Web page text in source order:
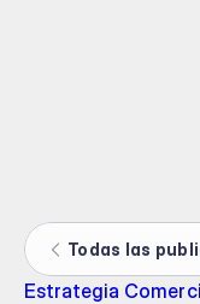
Todas las
Estrategia